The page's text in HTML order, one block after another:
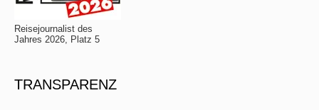
Reisejournalist des
Jahres 2026, Platz 5
TRANSPARENZ